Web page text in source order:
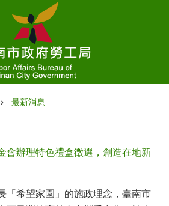
最新消息
會辦理特色禮盒徵選，創造在地新
希望家園」的施政理念，臺南市